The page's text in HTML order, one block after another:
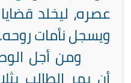
عصره، ليخلد
ويسجل نأمات روحه.
ومن أجل